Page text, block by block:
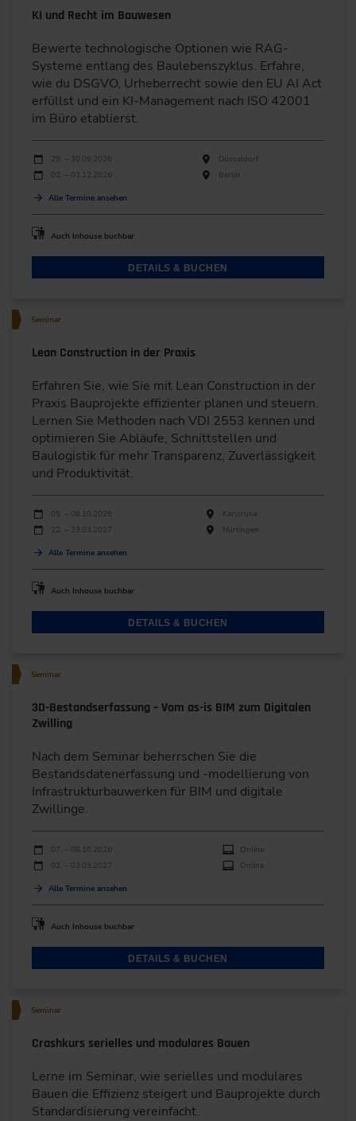
KI und Recht im Bauwesen
Bewerte technologische Optionen wie RAG-
Systeme entlang des Baulebenszyklus. Erfahre,
wie du DSGVO, Urheberrecht sowie den EU AI Act
erfüllst und ein KI-Management nach ISO 42001
im Büro etablierst.
Durchführungen
Veranstaltungsdatum
29. – 30.09.2026
Düsseldorf
02. – 03.12.2026
Berlin
Alle Termine ansehen
Auch Inhouse buchbar
DETAILS & BUCHEN
Seminar
Lean Construction in der Praxis
Erfahren Sie, wie Sie mit Lean Construction in der
Praxis Bauprojekte effizienter planen und steuern.
Lernen Sie Methoden nach VDI 2553 kennen und
optimieren Sie Abläufe, Schnittstellen und
Baulogistik für mehr Transparenz, Zuverlässigkeit
und Produktivität.
Durchführungen
Veranstaltungsdatum
05. – 06.10.2026
Karlsruhe
22. – 23.03.2027
Nürtingen
Alle Termine ansehen
Auch Inhouse buchbar
DETAILS & BUCHEN
Seminar
3D-Bestandserfassung – Vom as-is BIM zum Digitalen
Zwilling
Nach dem Seminar beherrschen Sie die
Bestandsdatenerfassung und -modellierung von
Infrastrukturbauwerken für BIM und digitale
Zwillinge.
Durchführungen
Veranstaltungsdatum
07. – 08.10.2026
Online
02. – 03.03.2027
Online
Alle Termine ansehen
Auch Inhouse buchbar
DETAILS & BUCHEN
Seminar
Crashkurs serielles und modulares Bauen
Lerne im Seminar, wie serielles und modulares
Bauen die Effizienz steigert und Bauprojekte durch
Standardisierung vereinfacht.